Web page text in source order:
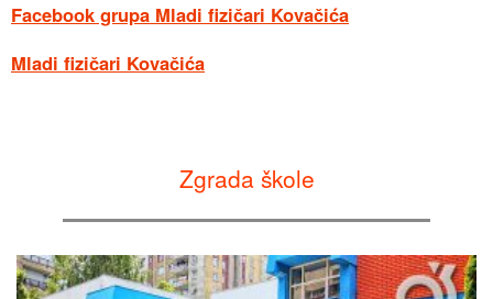
Facebook grupa Mladi fizičari Kovačića
Mladi fizičari Kovačića
Zgrada škole